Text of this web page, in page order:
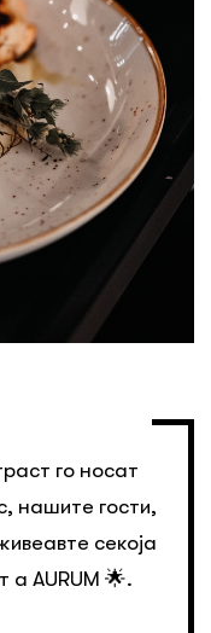
го носат
нашите гости,
секоја
a AURUM 🌟.